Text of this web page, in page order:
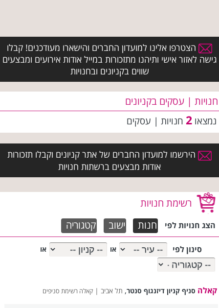
הצטרפו אלינו למועדון החברים והישארו מעודכנים! קבלו
גישה לאזור אישי ותיהנו מתזכורות במייל אודות אירועים ומבצעים
שווים בקניונים ובחנויות
חנויות | עסקים בקניונים
נמצאו 2 חנויות | עסקים
הירשמו למועדון החברים של אתר קניונים וקבלו תזכורות
אודות מבצעים ברשתות חנויות
רשימת חנויות
הצג חנויות לפי חנות ישוב קטגוריה
סינון לפי או או
קאלה סניף קניון דיזנגוף סנטר, תל אביב |קאלה רשימת סניפים